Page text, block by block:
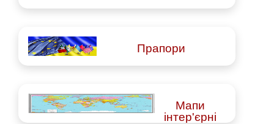
Прапори
Мапи
інтер'єрні